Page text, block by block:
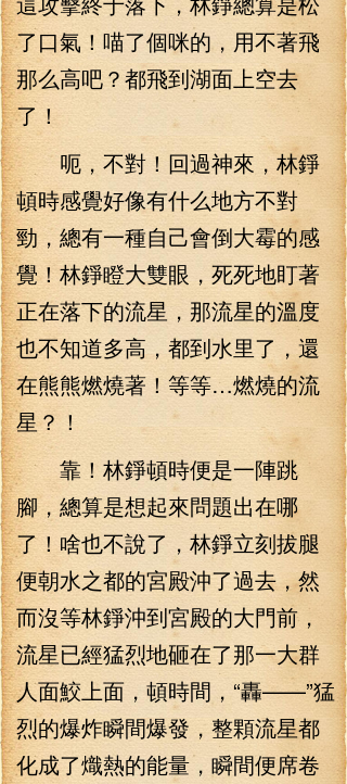
了口氣！喵了個咪的，用不著飛
那么高吧？都飛到湖面上空去
了！
呃，不對！回過神來，林錚
頓時感覺好像有什么地方不對
勁，總有一種自己會倒大霉的感
覺！林錚瞪大雙眼，死死地盯著
正在落下的流星，那流星的溫度
也不知道多高，都到水里了，還
在熊熊燃燒著！等等…燃燒的流
星？！
靠！林錚頓時便是一陣跳
腳，總算是想起來問題出在哪
了！啥也不說了，林錚立刻拔腿
便朝水之都的宮殿沖了過去，然
而沒等林錚沖到宮殿的大門前，
流星已經猛烈地砸在了那一大群
人面鮫上面，頓時間，“轟——”猛
烈的爆炸瞬間爆發，整顆流星都
化成了熾熱的能量，瞬間便席卷